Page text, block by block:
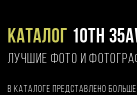
Каталог 10TH
ЛУЧШИЕ ФОТО И
В каталоге представлено